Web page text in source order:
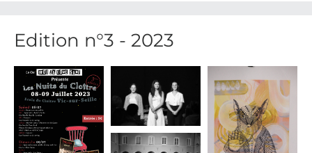
Edition n°3 - 2023